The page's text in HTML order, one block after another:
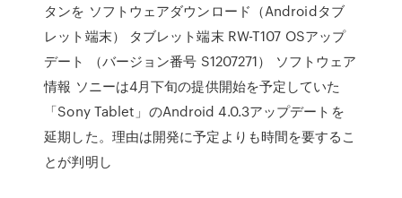
タンを ソフトウェアダウンロード（Androidタブ
レット端末） タブレット端末 RW-T107 OSアップ
デート （バージョン番号 S1207271） ソフトウェア
情報 ソニーは4月下旬の提供開始を予定していた
「Sony Tablet」のAndroid 4.0.3アップデートを
延期した。理由は開発に予定よりも時間を要するこ
とが判明し